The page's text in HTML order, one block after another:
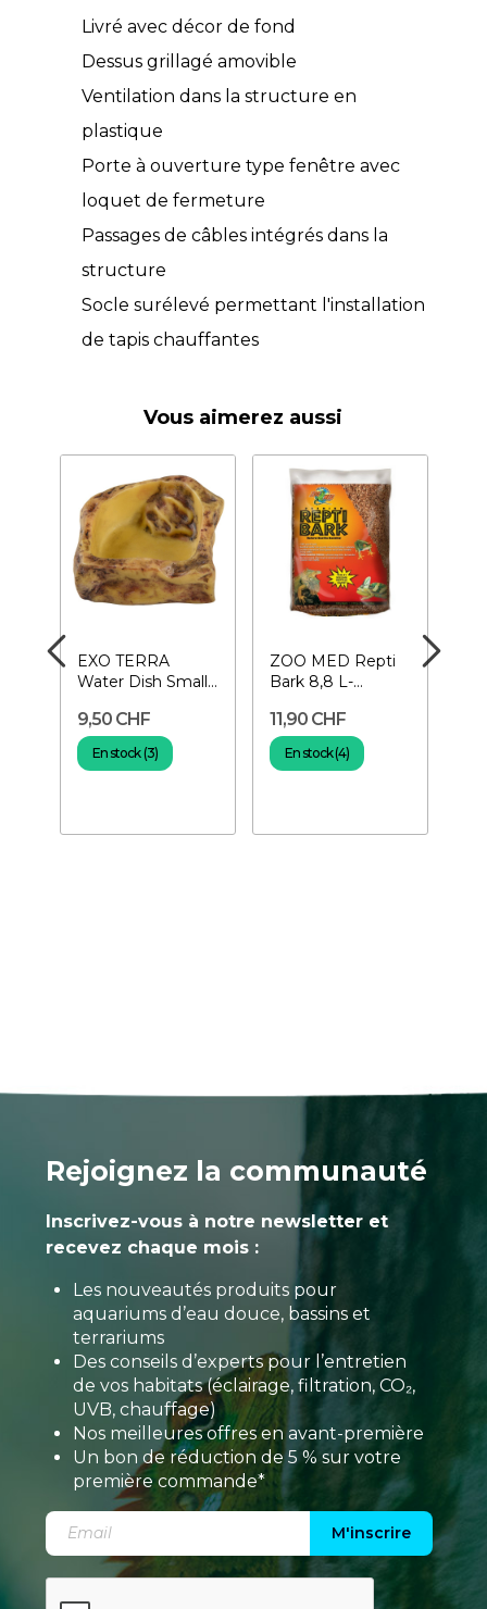
Livré avec décor de fond
Dessus grillagé amovible
Ventilation dans la structure en
plastique
Porte à ouverture type fenêtre avec
loquet de fermeture
Passages de câbles intégrés dans la
structure
Socle surélevé permettant l'installation
de tapis chauffantes
Vous aimerez aussi
EXO TERRA
Water Dish Small-
pour reptiles
9,50 CHF
En stock (3)
ZOO MED Repti
Bark 8,8 L-
terrarium
11,90 CHF
En stock (4)
Rejoignez la communauté
Inscrivez-vous à notre newsletter et
recevez chaque mois :
Les nouveautés produits pour
aquariums d’eau douce, bassins et
terrariums
Des conseils d’experts pour l’entretien
de vos habitats (éclairage, filtration, CO₂,
UVB, chauffage)
Nos meilleures offres en avant-première
Un bon de réduction de 5 % sur votre
première commande*
M'inscrire